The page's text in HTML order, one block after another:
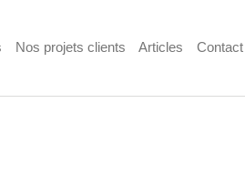
Nos projets clients Articles Contact